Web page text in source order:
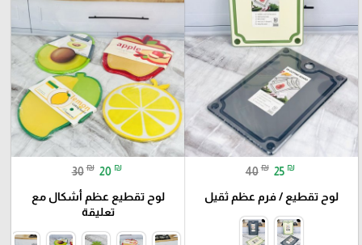
40 ₪ 25 ₪
لوح تقطيع / فرم عظم ثقيل
30 ₪ 20 ₪
لوح تقطيع عظم أشكال مع
تعليقة